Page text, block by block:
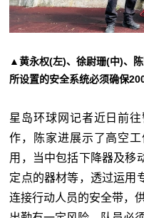
▲黄永权(左)、徐尉珊(中)、
所设置的安全系统必须确保
星岛环球网记者近日前
作，陈家进展示了高空
用，当中包括下降器及移
定点的器材等，透过运用
连接行动人员的安全带，